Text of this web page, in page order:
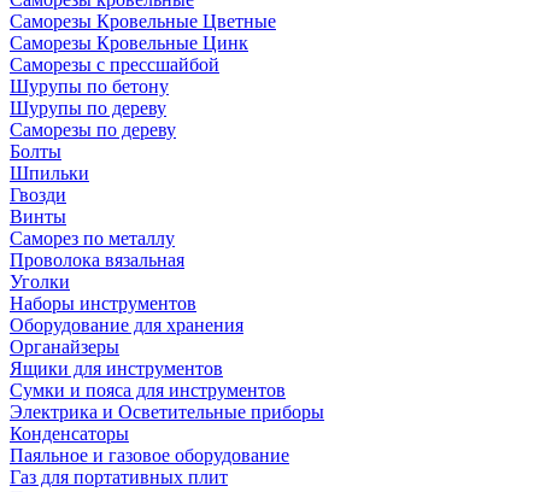
Саморезы Кровельные Цветные
Саморезы Кровельные Цинк
Саморезы с прессшайбой
Шурупы по бетону
Шурупы по дереву
Саморезы по дереву
Болты
Шпильки
Гвозди
Винты
Саморез по металлу
Проволока вязальная
Уголки
Наборы инструментов
Оборудование для хранения
Органайзеры
Ящики для инструментов
Сумки и пояса для инструментов
Электрика и Осветительные приборы
Конденсаторы
Паяльное и газовое оборудование
Газ для портативных плит